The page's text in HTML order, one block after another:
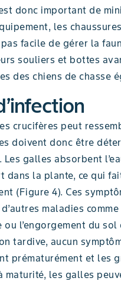
donc important de
les
pas facile de gérer la
souliers et bottes
des chiens de chasse
crucifères peut
doivent donc être
galles absorbent
dans la plante, ce qui
(Figure 4). Ces
maladies
l’engorgement du sol
tardive, aucun
prématurément et les
maturité, les galles